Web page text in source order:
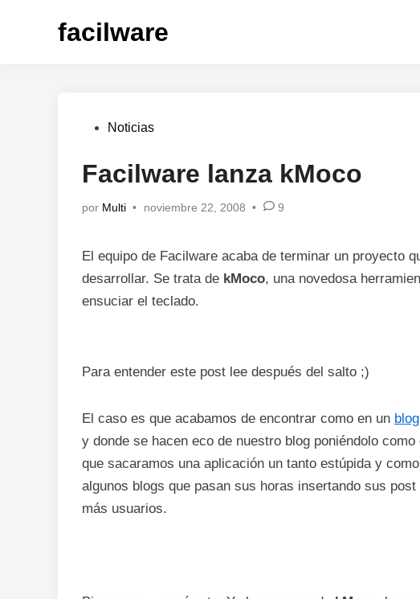
facilware
Publicado
Noticias
Facilware lanza kMoco
por Multi • noviembre 22, 2008 • 9
El equipo de Facilware acaba de terminar un proyecto
desarrollar. Se trata de kMoco, una novedosa
ensuciar el teclado.
Para entender este post lee después del salto ;)
El caso es que acabamos de encontrar como en un blog
y donde se hacen eco de nuestro blog poniéndolo
que sacaramos una aplicación un tanto estúpida y
algunos blogs que pasan sus horas insertando sus
más usuarios.